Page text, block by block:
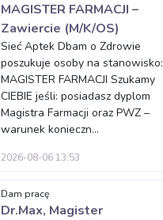
MAGISTER FARMACJI –
Zawiercie (M/K/OS)
Sieć Aptek Dbam o Zdrowie
poszukuje osoby na stanowisko:
MAGISTER FARMACJI Szukamy
CIEBIE jeśli: posiadasz dyplom
Magistra Farmacji oraz PWZ –
warunek konieczn...
2026-08-06 13:53
Dam pracę
Dr.Max, Magister